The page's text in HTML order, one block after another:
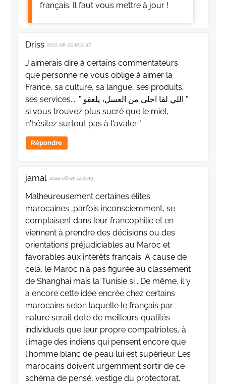
français. Il faut vous mettre à jour !
Driss 2022-08-25 16:21:47
J'aimerais dire à certains commentateurs
que personne ne vous oblige à aimer la
France, sa culture, sa langue, ses produits,
ses services.... " اللي لقا احلى من العسل، يلعقو "
si vous trouvez plus sucré que le miel,
n'hésitez surtout pas à l'avaler "
Répondre
jamal 2022-08-25 12:33:19
Malheureusement certaines élites
marocaines ,parfois inconsciemment, se
complaisent dans leur francophilie et en
viennent à prendre des décisions ou des
orientations préjudiciables au Maroc et
favorables aux intérêts français. A cause de
cela, le Maroc n'a pas figurée au classement
de Shanghai mais la Tunisie si . De même, il y
a encore cette idée encrée chez certains
marocains selon laquelle le français par
nature serait doté de meilleurs qualités
individuels que leur propre compatriotes, à
l'image des indiens qui pensent encore que
l'homme blanc de peau lui est supérieur. Les
marocains doivent urgemment sortir de ce
schéma de pensé, vestige du protectorat,